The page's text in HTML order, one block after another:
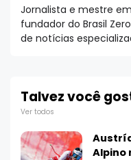
Jornalista e mestre
fundador do Brasil
de notícias
Talvez você
Ver todos
Alpino